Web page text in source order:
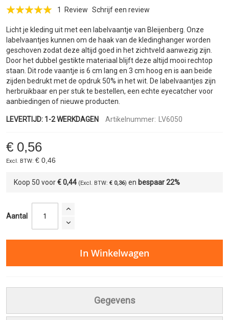
gallerij
Waardering:
1 Review Schrijf een review
Licht je kleding uit met een labelvaantje van Bleijenberg. Onze
labelvaantjes kunnen om de haak van de kledinghanger worden
geschoven zodat deze altijd goed in het zichtveld aanwezig zijn.
Door het dubbel gestikte materiaal blijft deze altijd mooi rechtop
staan. Dit rode vaantje is 6 cm lang en 3 cm hoog en is aan beide
zijden bedrukt met de opdruk 50% in het wit. De labelvaantjes zijn
herbruikbaar en per stuk te bestellen, een echte eyecatcher voor
aanbiedingen of nieuwe producten.
LEVERTIJD: 1-2 WERKDAGEN Artikelnummer: LV6050
€ 0,56
€ 0,46
Koop 50 voor€ 0,44 € 0,36 en bespaar22%
Aantal
In Winkelwagen
Gegevens